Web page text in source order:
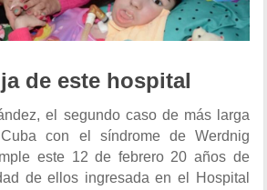
de este hospital
el segundo caso de más larga
con el síndrome de Werdnig
este 12 de febrero 20 años de
de ellos ingresada en el Hospital